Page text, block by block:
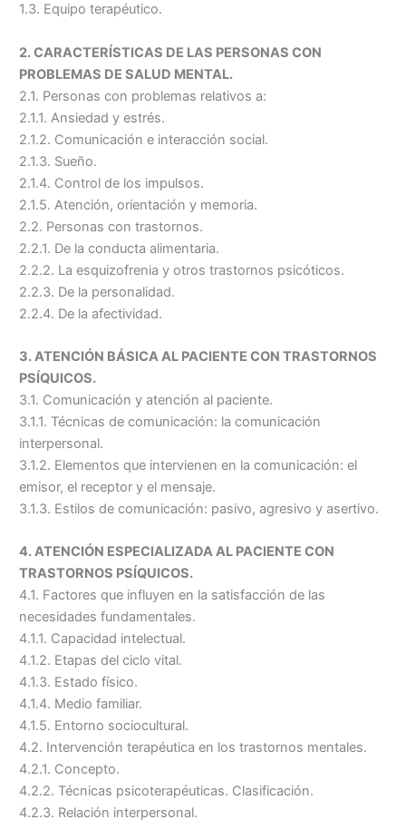
1.3. Equipo terapéutico.
2. CARACTERÍSTICAS DE LAS PERSONAS CON
PROBLEMAS DE SALUD MENTAL.
2.1. Personas con problemas relativos a:
2.1.1. Ansiedad y estrés.
2.1.2. Comunicación e interacción social.
2.1.3. Sueño.
2.1.4. Control de los impulsos.
2.1.5. Atención, orientación y memoria.
2.2. Personas con trastornos.
2.2.1. De la conducta alimentaria.
2.2.2. La esquizofrenia y otros trastornos psicóticos.
2.2.3. De la personalidad.
2.2.4. De la afectividad.
3. ATENCIÓN BÁSICA AL PACIENTE CON TRASTORNOS
PSÍQUICOS.
3.1. Comunicación y atención al paciente.
3.1.1. Técnicas de comunicación: la comunicación
interpersonal.
3.1.2. Elementos que intervienen en la comunicación: el
emisor, el receptor y el mensaje.
3.1.3. Estilos de comunicación: pasivo, agresivo y asertivo.
4. ATENCIÓN ESPECIALIZADA AL PACIENTE CON
TRASTORNOS PSÍQUICOS.
4.1. Factores que influyen en la satisfacción de las
necesidades fundamentales.
4.1.1. Capacidad intelectual.
4.1.2. Etapas del ciclo vital.
4.1.3. Estado físico.
4.1.4. Medio familiar.
4.1.5. Entorno sociocultural.
4.2. Intervención terapéutica en los trastornos mentales.
4.2.1. Concepto.
4.2.2. Técnicas psicoterapéuticas. Clasificación.
4.2.3. Relación interpersonal.